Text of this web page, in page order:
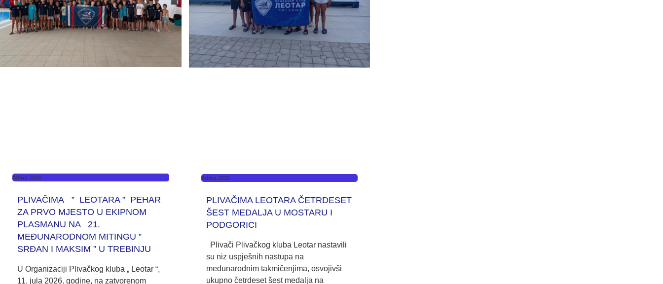
Arhiva 2026
PLIVAČIMA ” LEOTARA ” PEHAR
ZA PRVO MJESTO U EKIPNOM
PLASMANU NA 21.
MEĐUNARODNOM MITINGU ”
SRĐAN I MAKSIM ” U TREBINJU
U Organizaciji Plivačkog kluba „ Leotar “,
11. jula 2026. godine, na zatvorenom
Arhiva 2026
PLIVAČIMA LEOTARA ČETRDESET
ŠEST MEDALJA U MOSTARU I
PODGORICI
Plivači Plivačkog kluba Leotar nastavili
su niz uspješnih nastupa na
međunarodnim takmičenjima, osvojivši
ukupno četrdeset šest medalja na